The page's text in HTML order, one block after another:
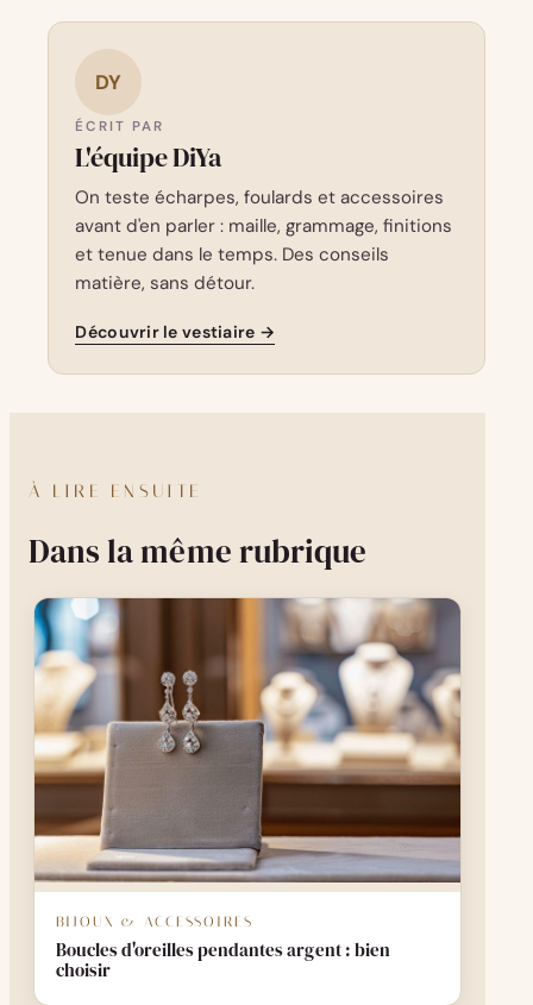
DY
ÉCRIT PAR
L'équipe DiYa
On teste écharpes, foulards et accessoires
avant d'en parler : maille, grammage, finitions
et tenue dans le temps. Des conseils
matière, sans détour.
Découvrir le vestiaire →
À LIRE ENSUITE
Dans la même rubrique
BIJOUX & ACCESSOIRES
Boucles d'oreilles pendantes argent : bien
choisir